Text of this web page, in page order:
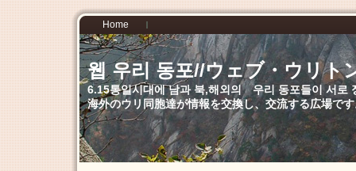
Home
웹 우리 동포//ウェブ・ウリト
6.15통일시대에 남과 북,해외의 우리 동포들이 서로
海外のウリ同胞達が情報を交換し、交流する広場で